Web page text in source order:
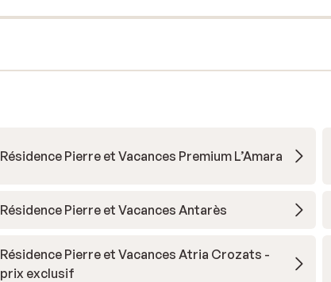
Résidence Pierre et Vacances Premium L’Amara
Résidence Pierre et Vacances Antarès
Résidence Pierre et Vacances Atria Crozats -
prix exclusif